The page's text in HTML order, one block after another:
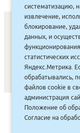
СОНУННАР|
АКЦИЯЛАР|
САЙТ СОЗДАН:
систематизацию,
извлечение,
блокирование,
данных, и
статистических
Яндекс.Метрика.
обрабатывались,
файлов cookie в
администрация
Положение об
Согласие на